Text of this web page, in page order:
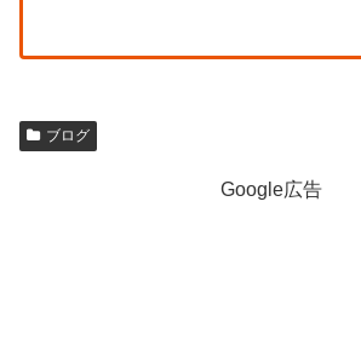
ブログ
Google広告